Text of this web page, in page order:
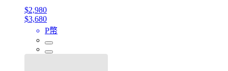
$2,980
$3,680
P幣